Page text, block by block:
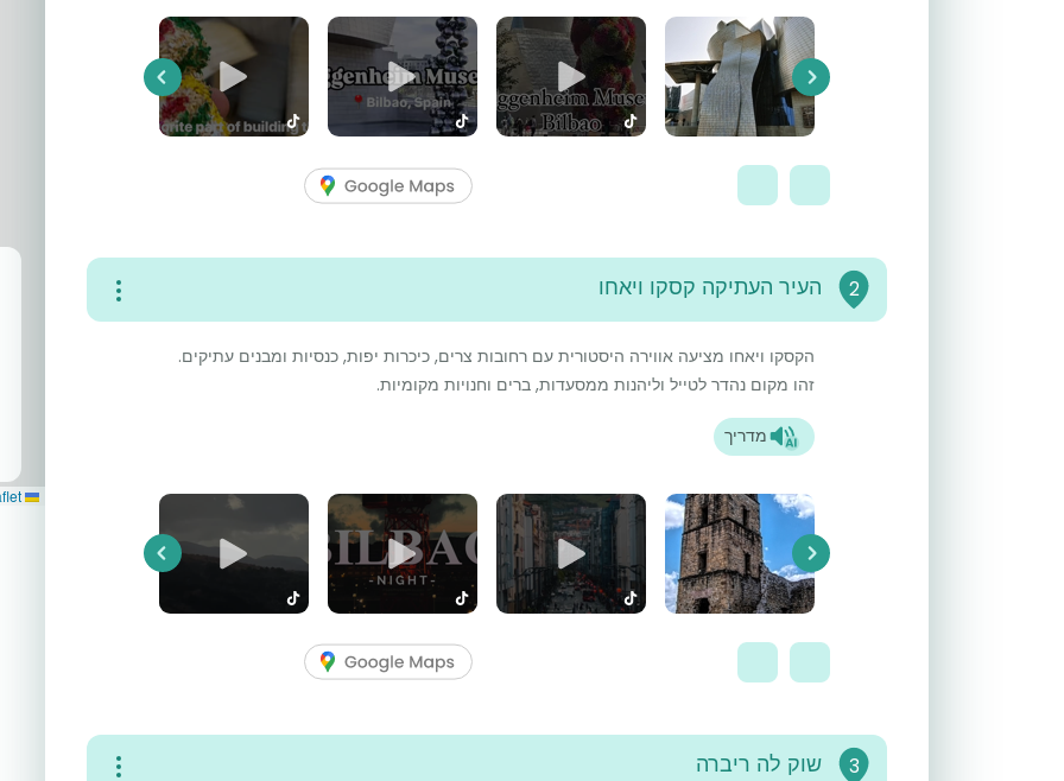
Previous Next
2 העיר העתיקה קסקו ויאחו
הקסקו ויאחו מציעה אווירה היסטורית עם רחובות צרים, כיכרות יפות, כנסיות ומבנים עתיקים.
זהו מקום נהדר לטייל וליהנות ממסעדות, ברים וחנויות מקומיות.
מדריך
Previous Next
3 שוק לה ריברה